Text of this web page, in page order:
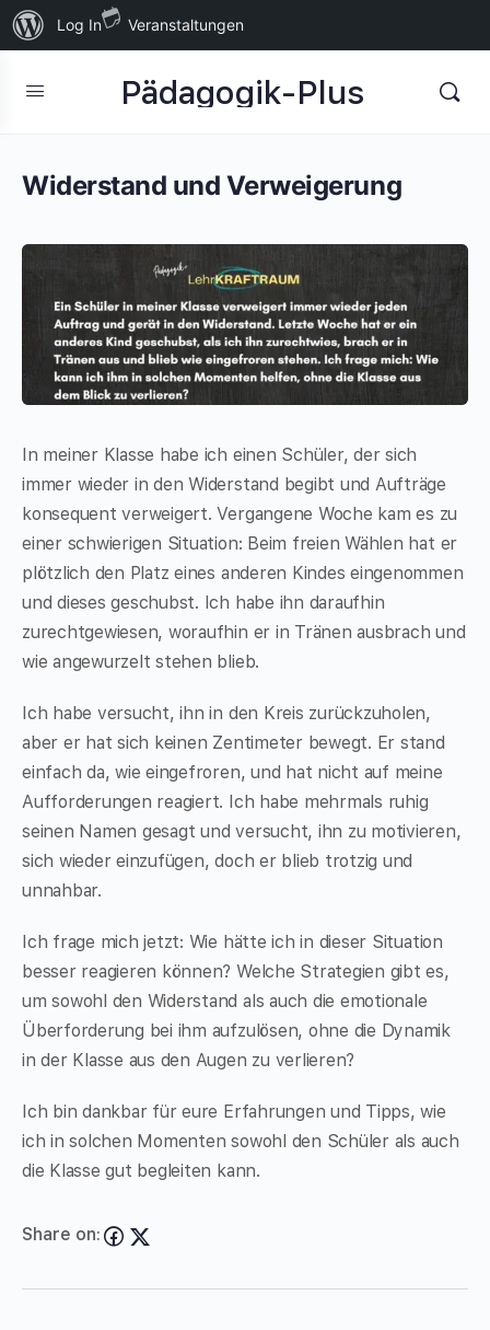
Über
WordPress
Log In Veranstaltungen
Pädagogik-Plus
Widerstand und Verweigerung
In meiner Klasse habe ich einen Schüler, der sich
immer wieder in den Widerstand begibt und Aufträge
konsequent verweigert. Vergangene Woche kam es zu
einer schwierigen Situation: Beim freien Wählen hat er
plötzlich den Platz eines anderen Kindes eingenommen
und dieses geschubst. Ich habe ihn daraufhin
zurechtgewiesen, woraufhin er in Tränen ausbrach und
wie angewurzelt stehen blieb.
Ich habe versucht, ihn in den Kreis zurückzuholen,
aber er hat sich keinen Zentimeter bewegt. Er stand
einfach da, wie eingefroren, und hat nicht auf meine
Aufforderungen reagiert. Ich habe mehrmals ruhig
seinen Namen gesagt und versucht, ihn zu motivieren,
sich wieder einzufügen, doch er blieb trotzig und
unnahbar.
Ich frage mich jetzt: Wie hätte ich in dieser Situation
besser reagieren können? Welche Strategien gibt es,
um sowohl den Widerstand als auch die emotionale
Überforderung bei ihm aufzulösen, ohne die Dynamik
in der Klasse aus den Augen zu verlieren?
Ich bin dankbar für eure Erfahrungen und Tipps, wie
ich in solchen Momenten sowohl den Schüler als auch
die Klasse gut begleiten kann.
Share on: